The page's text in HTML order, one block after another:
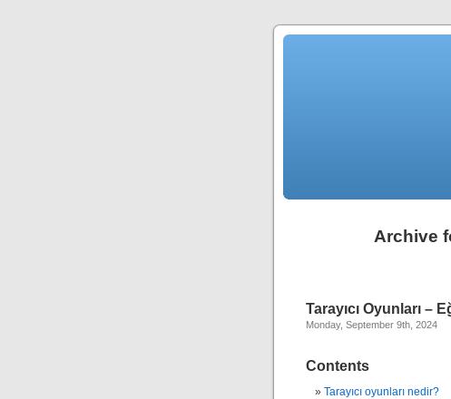
Archive
Tarayıcı Oyunları –
Monday, September 9th, 2024
Contents
Tarayıcı oyunları nedir?